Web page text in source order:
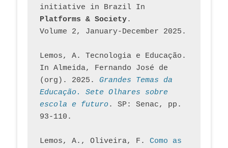
initiative in Brazil In
Platforms & Society.
Volume 2, January-December 2025.
Lemos, A. Tecnologia e Educação.
In Almeida, Fernando José de
(org). 2025. Grandes Temas da
Educação. Sete Olhares sobre
escola e futuro. SP: Senac, pp.
93-110.
Lemos, A., Oliveira, F. Como as